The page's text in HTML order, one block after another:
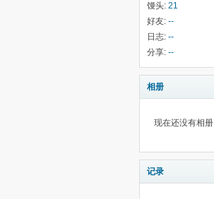
馒头: 21
好友: --
日志: --
分享: --
相册
现在还没有相册
记录